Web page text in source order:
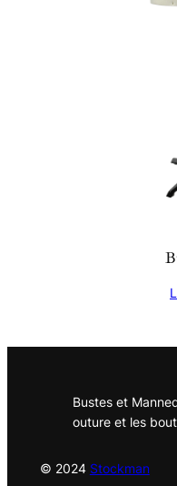
Bustes et
outure et les
© 2024 Stockman